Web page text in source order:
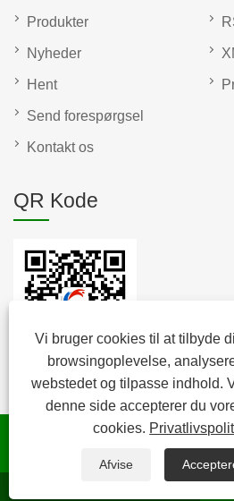
Vi bruger cookies til at tilbyde
browsingoplevelse,
webstedet og tilpasse indhold.
denne side accepterer du
cookies.
Afvise
Produkter
Nyheder
Hent
Send forespørgsel
Kontakt os
QR Kode
Copyright © 2022 Raybone
korkprop, korkrulle - Alle rettigheder